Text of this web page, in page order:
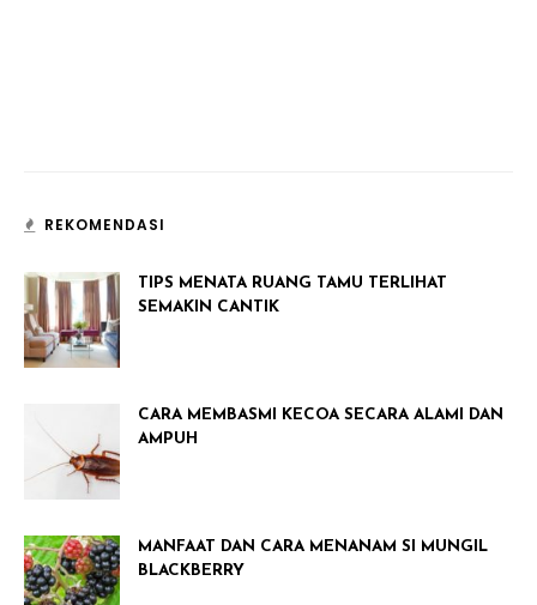
REKOMENDASI
TIPS MENATA RUANG TAMU TERLIHAT
SEMAKIN CANTIK
CARA MEMBASMI KECOA SECARA ALAMI DAN
AMPUH
MANFAAT DAN CARA MENANAM SI MUNGIL
BLACKBERRY